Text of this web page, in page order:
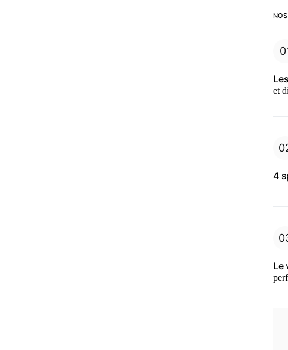
et
4
Le